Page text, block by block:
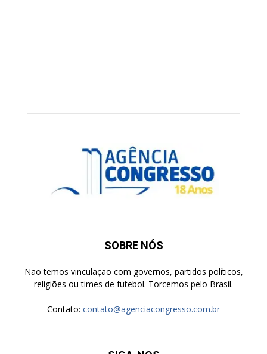
SOBRE NÓS
Não temos vinculação com governos, partidos políticos,
religiões ou times de futebol. Torcemos pelo Brasil.
Contato: contato@agenciacongresso.com.br